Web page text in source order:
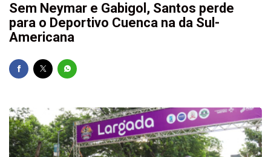
Sem Neymar e Gabigol, Santos perde
para o Deportivo Cuenca na da Sul-
Americana